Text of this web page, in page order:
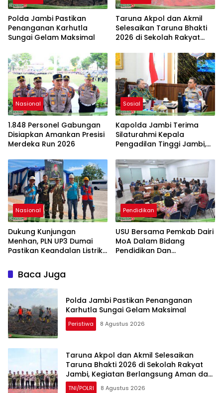
Polda Jambi Pastikan
Penanganan Karhutla
Sungai Gelam Maksimal
Taruna Akpol dan Akmil
Selesaikan Taruna Bhakti
2026 di Sekolah Rakyat
Berlangsung Aman dan
Lancar
Nasional
1.848 Personel Gabungan
Disiapkan Amankan Presisi
Merdeka Run 2026
Sosial
Kapolda Jambi Terima
Silaturahmi Kepala
Pengadilan Tinggi Jambi,
Lembaga Penegak Hukum
Nasional
Dukung Kunjungan
Menhan, PLN UP3 Dumai
Pastikan Keandalan Listrik
Pendidikan
USU Bersama Pemkab Dairi
MoA Dalam Bidang
Pendidikan Dan
Baca Juga
Polda Jambi Pastikan Penanganan
Karhutla Sungai Gelam Maksimal
Peristiwa 8 Agustus 2026
Taruna Akpol dan Akmil Selesaikan
Taruna Bhakti 2026 di Sekolah Rakyat
Jambi, Kegiatan Berlangsung Aman dan
Lancar
TNI/POLRI 8 Agustus 2026